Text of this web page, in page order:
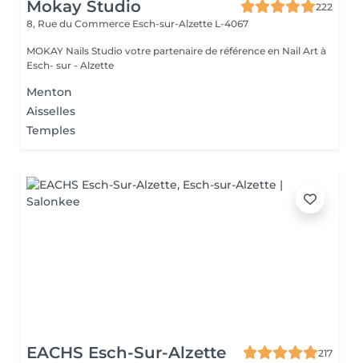
Mokay Studio
222
8, Rue du Commerce Esch-sur-Alzette L-4067
MOKAY Nails Studio votre partenaire de référence en Nail Art à
Esch- sur - Alzette
Menton
Aisselles
Temples
EACHS Esch-Sur-Alzette
217